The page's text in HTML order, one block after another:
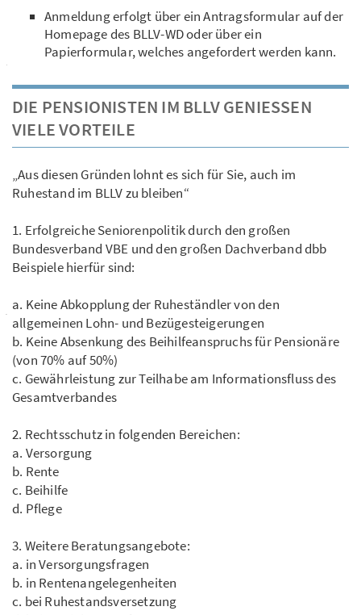
Anmeldung erfolgt über ein Antragsformular auf der
Homepage des BLLV-WD oder über ein
Papierformular, welches angefordert werden kann.
DIE PENSIONISTEN IM BLLV GENIESSEN V
IELE VORTEILE
„Aus diesen Gründen lohnt es sich für Sie, auch im
Ruhestand im BLLV zu bleiben“
1. Erfolgreiche Seniorenpolitik durch den großen
Bundesverband VBE und den großen Dachverband dbb
Beispiele hierfür sind:
a. Keine Abkopplung der Ruheständler von den
allgemeinen Lohn- und Bezügesteigerungen
b. Keine Absenkung des Beihilfeanspruchs für Pensionäre
(von 70% auf 50%)
c. Gewährleistung zur Teilhabe am Informationsfluss des
Gesamtverbandes
2. Rechtsschutz in folgenden Bereichen:
a. Versorgung
b. Rente
c. Beihilfe
d. Pflege
3. Weitere Beratungsangebote:
a. in Versorgungsfragen
b. in Rentenangelegenheiten
c. bei Ruhestandsversetzung